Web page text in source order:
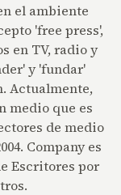
el ambiente
'free press',
en TV, radio y
y 'fundar'
Actualmente,
medio que es
de medio
Company es
Escritores por